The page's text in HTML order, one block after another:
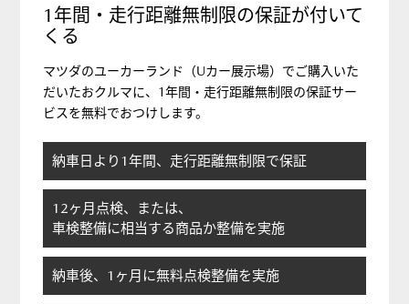
1年間・走行距離無制限の保証が付いて
くる
マツダのユーカーランド（Uカー展示場）でご購入いた
だいたおクルマに、1年間・走行距離無制限の保証サー
ビスを無料でおつけします。
納車日より1年間、走行距離無制限で保証
12ヶ月点検、または、
車検整備に相当する商品か整備を実施
納車後、1ヶ月に無料点検整備を実施